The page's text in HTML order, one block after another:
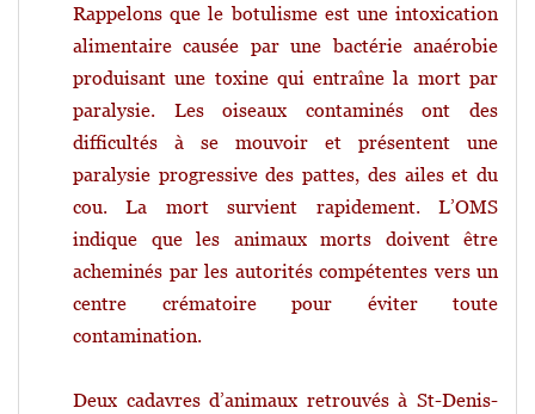
Rappelons que le botulisme est une intoxication
alimentaire causée par une bactérie anaérobie
produisant une toxine qui entraîne la mort par
paralysie. Les oiseaux contaminés ont des
difficultés à se mouvoir et présentent une
paralysie progressive des pattes, des ailes et du
cou. La mort survient rapidement. L’OMS
indique que les animaux morts doivent être
acheminés par les autorités compétentes vers un
centre crématoire pour éviter toute
contamination.
Deux cadavres d’animaux retrouvés à St-Denis-